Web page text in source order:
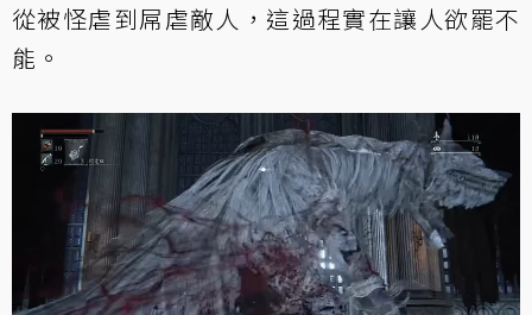
從被怪虐到屌虐敵人，這過程實在讓人欲罷不
能。